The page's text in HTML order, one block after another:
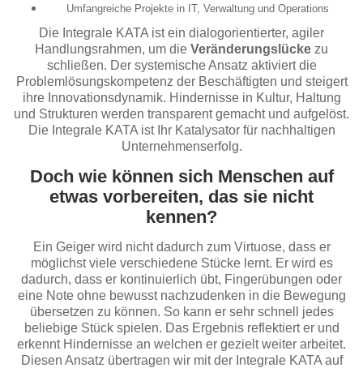
Umfangreiche Projekte in IT, Verwaltung und Operations
Die Integrale KATA ist ein dialogorientierter, agiler
Handlungsrahmen, um die Veränderungslücke zu
schließen. Der systemische Ansatz aktiviert die
Problemlösungskompetenz der Beschäftigten und steigert
ihre Innovationsdynamik. Hindernisse in Kultur, Haltung
und Strukturen werden transparent gemacht und aufgelöst.
Die Integrale KATA ist Ihr Katalysator für nachhaltigen
Unternehmenserfolg.
Doch wie können sich Menschen auf
etwas vorbereiten, das sie nicht
kennen?
Ein Geiger wird nicht dadurch zum Virtuose, dass er
möglichst viele verschiedene Stücke lernt. Er wird es
dadurch, dass er kontinuierlich übt, Fingerübungen oder
eine Note ohne bewusst nachzudenken in die Bewegung
übersetzen zu können. So kann er sehr schnell jedes
beliebige Stück spielen. Das Ergebnis reflektiert er und
erkennt Hindernisse an welchen er gezielt weiter arbeitet.
Diesen Ansatz übertragen wir mit der Integrale KATA auf